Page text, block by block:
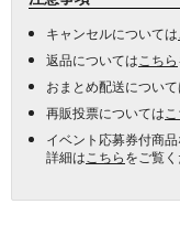
キャンセルについては
返品については こちら
おまとめ配送について
再販投票については
イベント応募券付商
詳細は こちらをご覧く